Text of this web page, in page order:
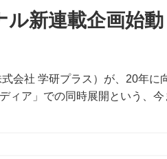
新連載企画始動
会社 学研プラス）が、20年に
ィア」での同時展開という、